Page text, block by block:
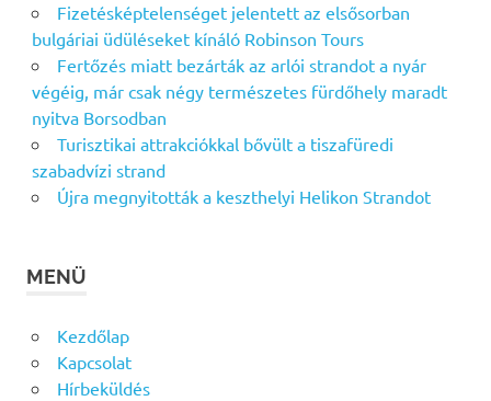
Fizetésképtelenséget jelentett az elsősorban
bulgáriai üdüléseket kínáló Robinson Tours
Fertőzés miatt bezárták az arlói strandot a nyár
végéig, már csak négy természetes fürdőhely maradt
nyitva Borsodban
Turisztikai attrakciókkal bővült a tiszafüredi
szabadvízi strand
Újra megnyitották a keszthelyi Helikon Strandot
MENÜ
Kezdőlap
Kapcsolat
Hírbeküldés